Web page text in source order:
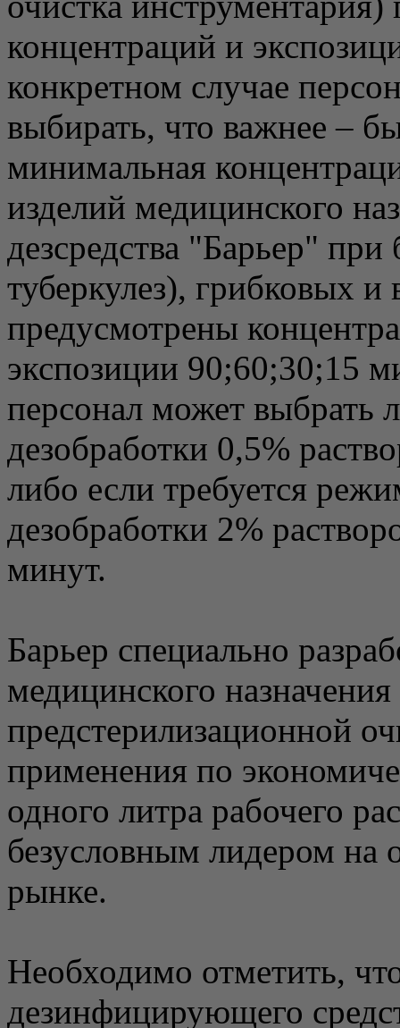
концентраций и
конкретном случае
выбирать, что важнее –
минимальная
изделий медицинского
дезсредства "Барьер"
туберкулез), грибковых
предусмотрены
экспозиции 90;60;30;15
персонал может
дезобработки 0,5%
либо если требуется
дезобработки 2%
минут.
Барьер специально
медицинского
предстерилизационной
применения по
одного литра рабочего
безусловным лидером на
рынке.
Необходимо отметить,
дезинфицирующего